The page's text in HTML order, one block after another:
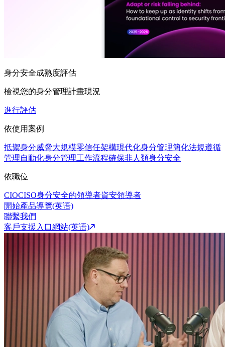
身分安全成熟度評估
檢視您的身分管理計畫現況
進行評估
依使用案例
抵禦身分威脅大規模零信任架構現代化身分管理簡化法規遵循
管理自動化身分管理工作流程確保非人類身分安全
依職位
CIOCISO身分安全的領導者資安領導者
開始產品導覽(英语)
聯繫我們
客戶支援入口網站(英语)